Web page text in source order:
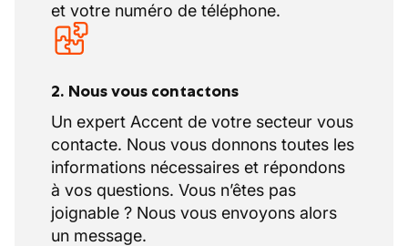
et votre numéro de téléphone.
2. Nous vous contactons
Un expert Accent de votre secteur vous
contacte. Nous vous donnons toutes les
informations nécessaires et répondons
à vos questions. Vous n’êtes pas
joignable ? Nous vous envoyons alors
un message.